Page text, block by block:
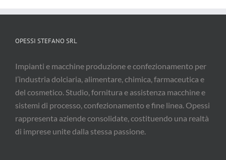
OPESSI STEFANO SRL
Impianti e macchine produzione e confezionamento per
l’industria dolciaria, alimentare, chimica, farmaceutica e
del cosmetico. Studio, fornitura e assistenza macchine e
sistemi di processo, confezionamento e fine linea. Opessi
rappresenta aziende consolidate, costituendo una realtà
di imprese unite dalla stessa passione.